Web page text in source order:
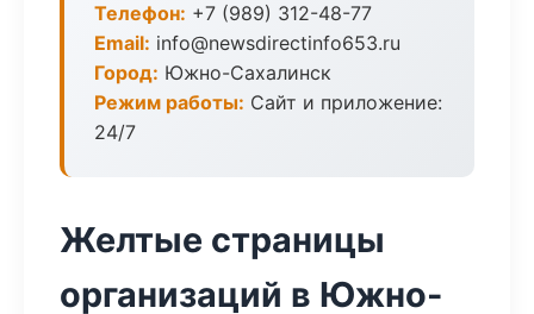
Телефон: +7 (989) 312-48-77
Email: info@newsdirectinfo653.ru
Город: Южно-Сахалинск
Режим работы: Сайт и приложение:
24/7
Желтые страницы
организаций в Южно-